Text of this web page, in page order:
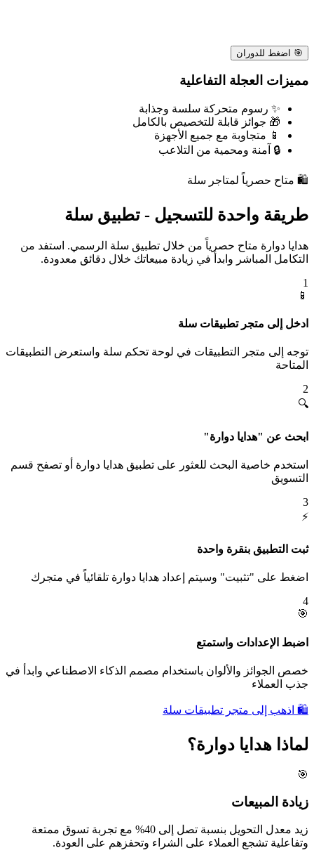
🎯 اضغط للدوران
مميزات العجلة التفاعلية
✨ رسوم متحركة سلسة وجذابة
🎁 جوائز قابلة للتخصيص بالكامل
📱 متجاوبة مع جميع الأجهزة
🔒 آمنة ومحمية من التلاعب
🛍️ متاح حصرياً لمتاجر سلة
طريقة واحدة للتسجيل - تطبيق سلة
هدايا دوارة متاح حصرياً من خلال تطبيق سلة الرسمي. استفد من
التكامل المباشر وابدأ في زيادة مبيعاتك خلال دقائق معدودة.
1
📱
ادخل إلى متجر تطبيقات سلة
توجه إلى متجر التطبيقات في لوحة تحكم سلة واستعرض التطبيقات
المتاحة
2
🔍
ابحث عن "هدايا دوارة"
استخدم خاصية البحث للعثور على تطبيق هدايا دوارة أو تصفح قسم
التسويق
3
⚡
ثبت التطبيق بنقرة واحدة
اضغط على "تثبيت" وسيتم إعداد هدايا دوارة تلقائياً في متجرك
4
🎯
اضبط الإعدادات واستمتع
خصص الجوائز والألوان باستخدام مصمم الذكاء الاصطناعي وابدأ في
جذب العملاء
🛍️ اذهب إلى متجر تطبيقات سلة
لماذا هدايا دوارة؟
🎯
زيادة المبيعات
زيد معدل التحويل بنسبة تصل إلى 40% مع تجربة تسوق ممتعة
وتفاعلية تشجع العملاء على الشراء وتحفزهم على العودة.